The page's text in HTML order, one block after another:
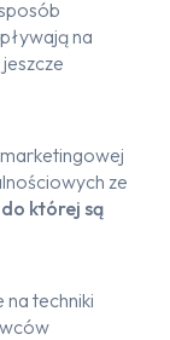
na
ze
której są
techniki